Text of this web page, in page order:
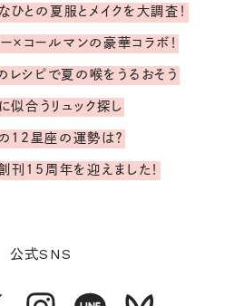
との夏服とメイクを大調査！
×コールマンの豪華コラボ！
レシピで夏の喉をうるおそう
似合うリュック探し
12星座の運勢は？
刊15周年を迎えました！
公式SNS